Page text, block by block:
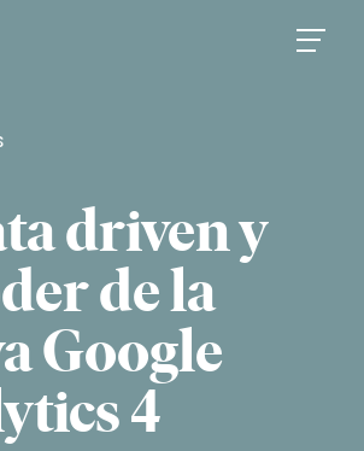
driven y
de la
Google
4